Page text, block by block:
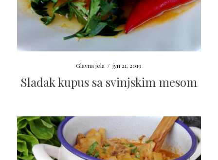
Glavna jela / јун 21, 2019
Sladak kupus sa svinjskim mesom